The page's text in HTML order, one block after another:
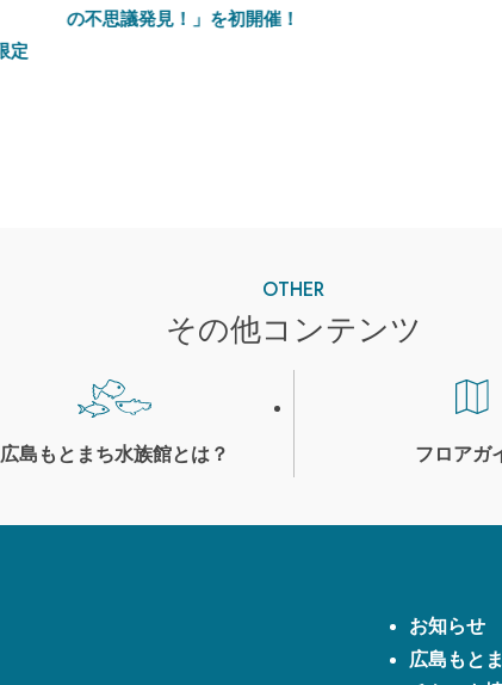
OTHER
その他コンテンツ
広島もとまち水族館とは？ フロアガ
お知らせ
広島もと